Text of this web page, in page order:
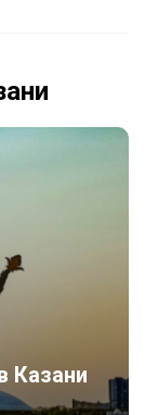
Казани